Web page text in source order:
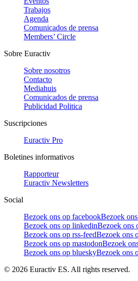
Trabajos
Agenda
Comunicados de prensa
Members’ Circle
Sobre Euractiv
Sobre nosotros
Contacto
Mediahuis
Comunicados de prensa
Publicidad Politica
Suscripciones
Euractiv Pro
Boletines informativos
Rapporteur
Euractiv Newsletters
Social
Bezoek ons op facebookBezoek
Bezoek ons op linkedinBezoek ons
Bezoek ons op rss-feedBezoek ons
Bezoek ons op mastodonBezoek
Bezoek ons op blueskyBezoek ons
© 2026 Euractiv ES. All rights reserved.